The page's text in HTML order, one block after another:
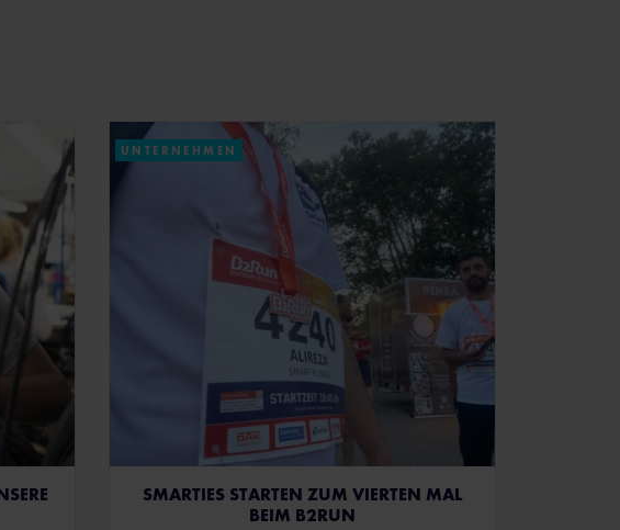
UNTERNEHMEN
SMARTIES STARTEN ZUM VIERTEN MAL
BEIM B2RUN